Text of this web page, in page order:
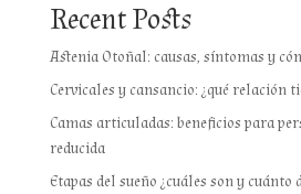
Recent Posts
Astenia Otoñal: causas, síntomas y
Cervicales y cansancio: ¿qué relación
Camas articuladas: beneficios para
reducida
Etapas del sueño ¿cuáles son y cuánto